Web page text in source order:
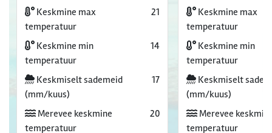
Keskmine max
temperatuur
21
Keskmine min
temperatuur
14
Keskmiselt sademeid
(mm/kuus)
17
Merevee keskmine
temperatuur
20
Keskmine max
temperatuur
Keskmine min
temperatuur
Keskmiselt
(mm/kuus)
Merevee
temperatuur